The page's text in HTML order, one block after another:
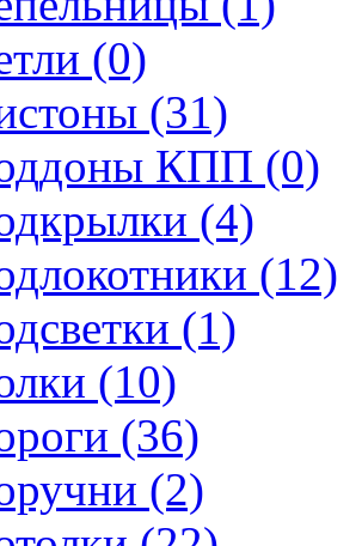
(0)
(31)
КПП (0)
(4)
(12)
(1)
(10)
(36)
(2)